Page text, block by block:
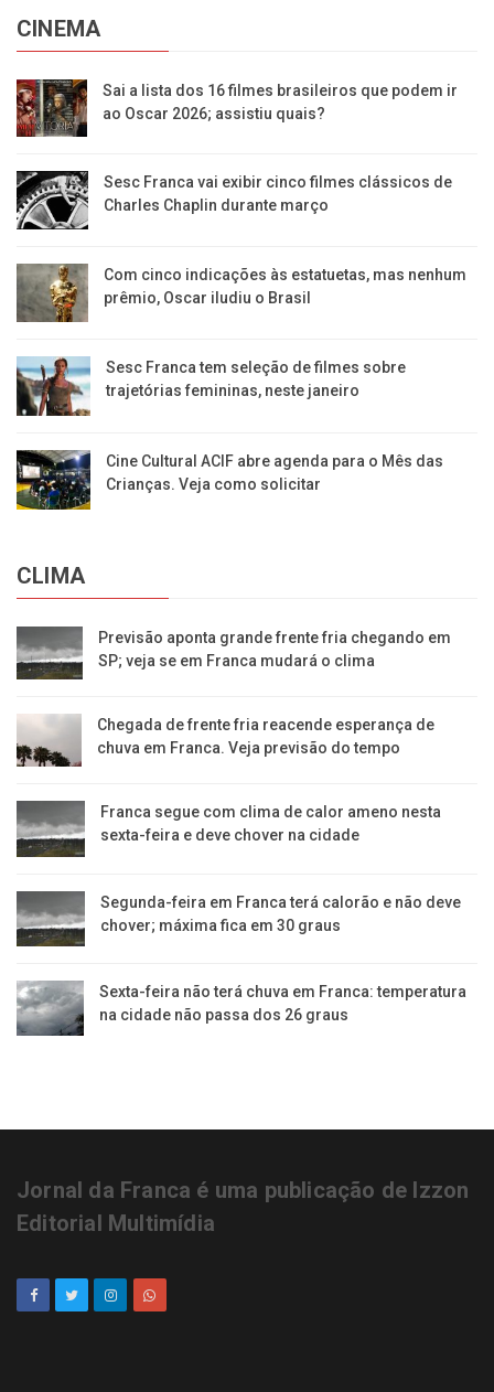
CINEMA
Sai a lista dos 16 filmes brasileiros que podem ir
ao Oscar 2026; assistiu quais?
Sesc Franca vai exibir cinco filmes clássicos de
Charles Chaplin durante março
Com cinco indicações às estatuetas, mas nenhum
prêmio, Oscar iludiu o Brasil
Sesc Franca tem seleção de filmes sobre
trajetórias femininas, neste janeiro
Cine Cultural ACIF abre agenda para o Mês das
Crianças. Veja como solicitar
CLIMA
Previsão aponta grande frente fria chegando em
SP; veja se em Franca mudará o clima
Chegada de frente fria reacende esperança de
chuva em Franca. Veja previsão do tempo
Franca segue com clima de calor ameno nesta
sexta-feira e deve chover na cidade
Segunda-feira em Franca terá calorão e não deve
chover; máxima fica em 30 graus
Sexta-feira não terá chuva em Franca: temperatura
na cidade não passa dos 26 graus
Jornal da Franca é uma publicação de Izzon
Editorial Multimídia